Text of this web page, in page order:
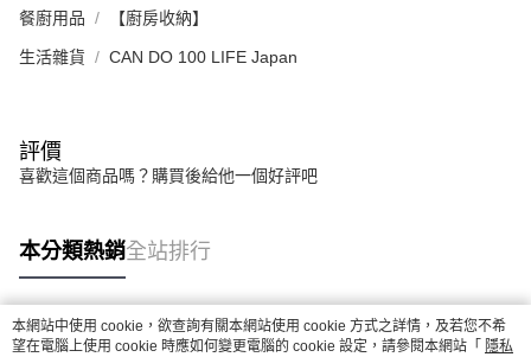
餐廚用品 【廚房收納】
生活雜貨 CAN DO 100 LIFE Japan
評價
喜歡這個商品嗎？購買後給他一個好評吧
本分類熱銷全站排行
熱門標籤
本網站中使用 cookie，欲查詢有關本網站使用 cookie 方式之詳情，及若您不希
望在電腦上使用 cookie 時應如何變更電腦的 cookie 設定，請參閱本網站「 隱私